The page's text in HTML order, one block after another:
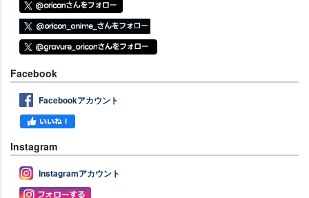
Facebook
Facebookアカウント
Instagram
Instagramアカウント